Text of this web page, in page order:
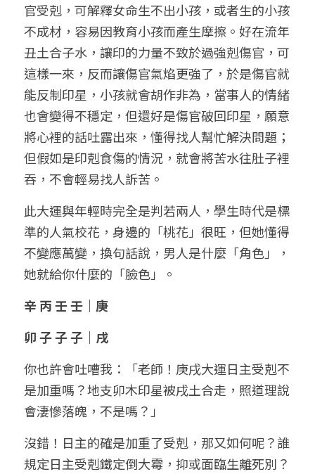
五行八字線上班
官受剋，可解釋女命生不出小孩，或者生的小孩
不成材，容易因教育小孩而產生摩擦。好在流年
丑土合子水，讓印的力量不致於過強剋傷官，可
這樣一來，反而讓傷官氣焰更強了，於是傷官就
能反制印星，小孩就會胡作非為，當事人的情緒
也會變得不穩定，但還好是傷官破回印星，願意
將心裡的話吐露出來，懂得找人幫忙解決問題；
但假如是印剋食傷的情況，就會將苦水往肚子裡
吞，不會輕易找人訴苦。
此大運與年輕時完全是判若兩人，學生時代是標
準的人氣校花，身邊的「桃花」很旺，但她懂得
不變應萬變，換句話說，男人是什麼「角色」，
她就給你什麼的「臉色」。
辛 丙 壬 壬｜庚
卯 子 子 子｜戌
你也許會吐嘈我：「老師！庚戌大運日主受剋不
是加重嗎？地支卯木印星被戌土合走，照道理說
會淒慘落魄，不是嗎？」
沒錯！日主的確是加重了受剋，那又如何呢？誰
規定日主受剋鐵定倒大霉，抑或面臨生離死別？